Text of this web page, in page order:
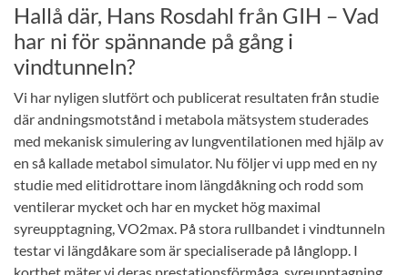
Hallå där, Hans Rosdahl från GIH – Vad
har ni för spännande på gång i
vindtunneln?
Vi har nyligen slutfört och publicerat resultaten från studie
där andningsmotstånd i metabola mätsystem studerades
med mekanisk simulering av lungventilationen med hjälp av
en så kallade metabol simulator. Nu följer vi upp med en ny
studie med elitidrottare inom längdåkning och rodd som
ventilerar mycket och har en mycket hög maximal
syreupptagning, VO2max. På stora rullbandet i vindtunneln
testar vi längdåkare som är specialiserade på långlopp. I